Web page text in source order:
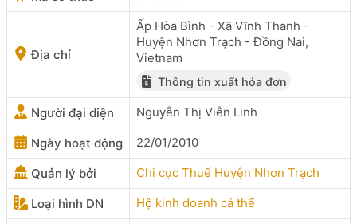
Địa chỉ
Ấp Hòa Bình - Xã Vĩnh Thanh -
Huyện Nhơn Trạch - Đồng Nai,
Vietnam
Thông tin xuất hóa đơn
Người đại diện Nguyễn Thị Viễn Linh
Ngày hoạt động 22/01/2010
Quản lý bởi Chi cục Thuế Huyện Nhơn Trạch
Loại hình DN Hộ kinh doanh cá thể